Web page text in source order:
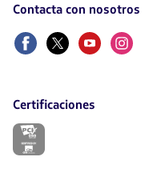
Contacta con nosotros
FacebookTwitterYoutubeInstagram
Certificaciones
El